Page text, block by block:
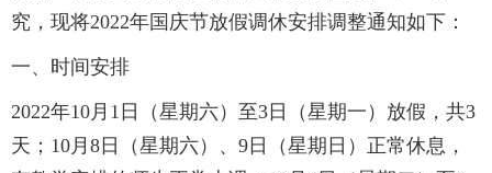
究，现将2022年国庆节放假调休安排调整通知如下：
一、时间安排
2022年10月1日（星期六）至3日（星期一）放假，共3
天；10月8日（星期六）、9日（星期日）正常休息，